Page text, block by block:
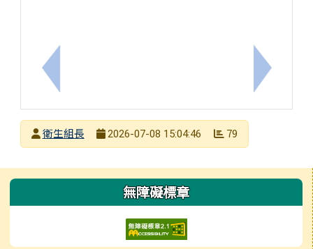
上一筆：臺南市環保局辦理「台灣極西點的在地故
下一筆：
發布者
衛生組長
2026-07-08 15:04:46 79
左邊區域內容 無障礙標章